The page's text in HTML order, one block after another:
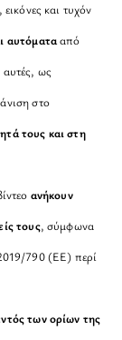
και τυχόν
αυτόματααπό
αυτές, ως
στο
τους και στη
ανήκουν
τους, σύμφωνα
790 (ΕΕ) περί
των ορίων της